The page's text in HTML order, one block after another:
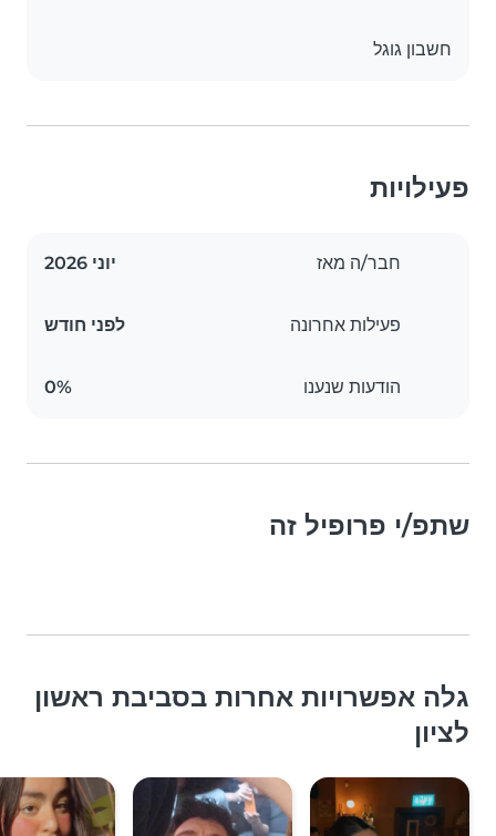
חשבון גוגל
פעילויות
חבר/ה מאז יוני 2026
פעילות אחרונה לפני חודש
הודעות שנענו 0%
שתפ/י פרופיל זה
גלה אפשרויות אחרות בסביבת ראשון
לציון